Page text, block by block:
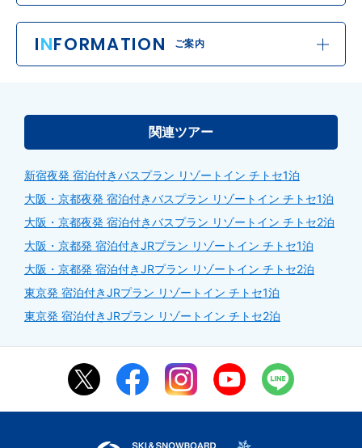
INFORMATION ご案内
関連ツアー
新宿夜発 宿泊付きバスプラン リゾートイン チトセ1泊
大阪・京都夜発 宿泊付きバスプラン リゾートイン チトセ1泊
大阪・京都夜発 宿泊付きバスプラン リゾートイン チトセ2泊
大阪・京都発 宿泊付きJRプラン リゾートイン チトセ1泊
大阪・京都発 宿泊付きJRプラン リゾートイン チトセ2泊
東京発 宿泊付きJRプラン リゾートイン チトセ1泊
東京発 宿泊付きJRプラン リゾートイン チトセ2泊